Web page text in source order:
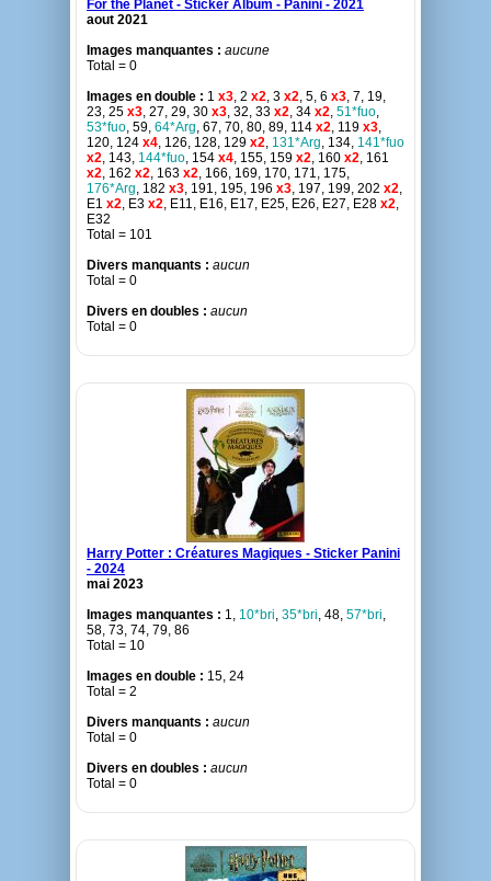
For the Planet - Sticker Album - Panini - 2021
aout 2021
Images manquantes : aucune
Total = 0
Images en double : 1 x3, 2 x2, 3 x2, 5, 6 x3, 7, 19,
23, 25 x3, 27, 29, 30 x3, 32, 33 x2, 34 x2, 51*fuo,
53*fuo, 59, 64*Arg, 67, 70, 80, 89, 114 x2, 119 x3,
120, 124 x4, 126, 128, 129 x2, 131*Arg, 134, 141*fuo
x2, 143, 144*fuo, 154 x4, 155, 159 x2, 160 x2, 161
x2, 162 x2, 163 x2, 166, 169, 170, 171, 175,
176*Arg, 182 x3, 191, 195, 196 x3, 197, 199, 202 x2,
E1 x2, E3 x2, E11, E16, E17, E25, E26, E27, E28 x2,
E32
Total = 101
Divers manquants : aucun
Total = 0
Divers en doubles : aucun
Total = 0
Harry Potter : Créatures Magiques - Sticker Panini
- 2024
mai 2023
Images manquantes : 1, 10*bri, 35*bri, 48, 57*bri,
58, 73, 74, 79, 86
Total = 10
Images en double : 15, 24
Total = 2
Divers manquants : aucun
Total = 0
Divers en doubles : aucun
Total = 0